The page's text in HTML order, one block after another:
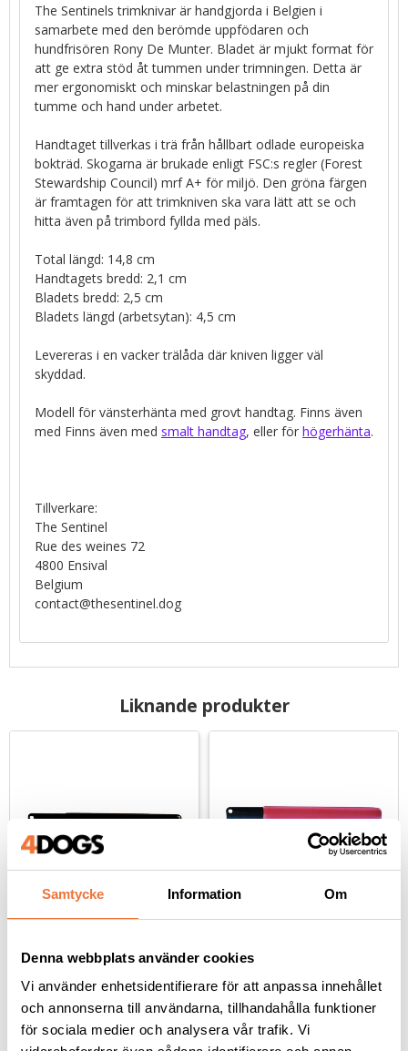
Samtycke Information Om
Denna webbplats använder cookies
Vi använder enhetsidentifierare för att anpassa innehållet
och annonserna till användarna, tillhandahålla funktioner
för sociala medier och analysera vår trafik. Vi
The Sentinels trimknivar är handgjorda i Belgien i
samarbete med den berömde uppfödaren och
hundfrisören Rony De Munter. Bladet är mjukt format för
att ge extra stöd åt tummen under trimningen. Detta är
mer ergonomiskt och minskar belastningen på din
tumme och hand under arbetet.
Handtaget tillverkas i trä från hållbart odlade europeiska
bokträd. Skogarna är brukade enligt FSC:s regler (Forest
Stewardship Council) mrf A+ för miljö. Den gröna färgen
är framtagen för att trimkniven ska vara lätt att se och
hitta även på trimbord fyllda med päls.
Total längd: 14,8 cm
Handtagets bredd: 2,1 cm
Bladets bredd: 2,5 cm
Bladets längd (arbetsytan): 4,5 cm
Levereras i en vacker trälåda där kniven ligger väl
skyddad.
Modell för vänsterhänta med grovt handtag. Finns även
med Finns även med smalt handtag, eller för högerhänta.
Tillverkare:
The Sentinel
Rue des weines 72
4800 Ensival
Belgium
contact@thesentinel.dog
Liknande produkter
svart - fin
För huvud, öron och detaljarbete
99 kr
röd - fin
För finish och detaljarbeten
139kr